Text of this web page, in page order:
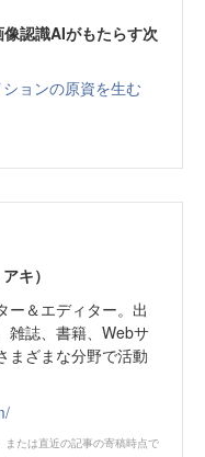
認識AIがもたらす次
ョンの原資を生む
キ）
ー＆エディター。出
雑誌、書籍、Webサ
まざまな分野で活動
たは直近の記事の寄稿時点で